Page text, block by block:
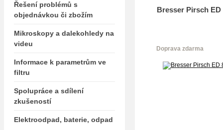
Bresser Pirsch ED
Doprava zdarma
Řešení problémů s
objednávkou či zbožím
Mikroskopy a dalekohledy na
videu
Informace k parametrům ve
filtru
Spolupráce a sdílení
zkušeností
Elektroodpad, baterie, odpad